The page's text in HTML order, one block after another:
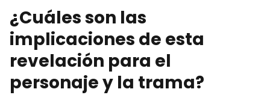
¿Cuáles son las
implicaciones de esta
revelación para el
personaje y la trama?